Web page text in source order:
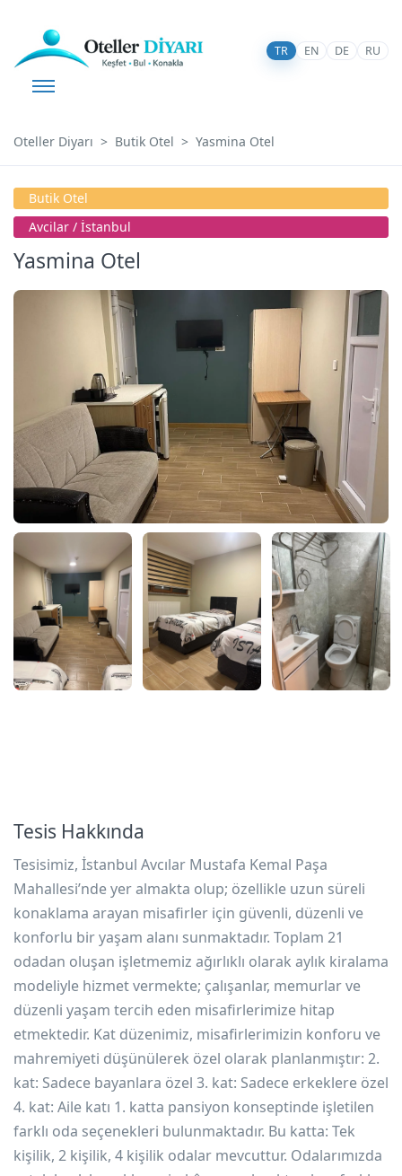
TR EN DE RU
Oteller Diyarı Butik Otel Yasmina Otel
Butik Otel
Avcilar / İstanbul
Yasmina Otel
Tesis Hakkında
Tesisimiz, İstanbul Avcılar Mustafa Kemal Paşa
Mahallesi’nde yer almakta olup; özellikle uzun süreli
konaklama arayan misafirler için güvenli, düzenli ve
konforlu bir yaşam alanı sunmaktadır. Toplam 21
odadan oluşan işletmemiz ağırlıklı olarak aylık kiralama
modeliyle hizmet vermekte; çalışanlar, memurlar ve
düzenli yaşam tercih eden misafirlerimize hitap
etmektedir. Kat düzenimiz, misafirlerimizin konforu ve
mahremiyeti düşünülerek özel olarak planlanmıştır: 2.
kat: Sadece bayanlara özel 3. kat: Sadece erkeklere özel
4. kat: Aile katı 1. katta pansiyon konseptinde işletilen
farklı oda seçenekleri bulunmaktadır. Bu katta: Tek
kişilik, 2 kişilik, 4 kişilik odalar mevcuttur. Odalarımızda